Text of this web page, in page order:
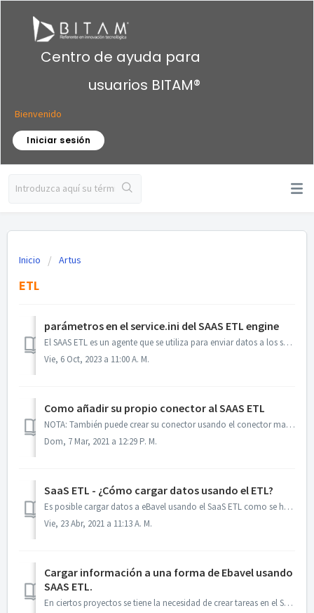
Centro de ayuda para
usuarios BITAM®
Bienvenido
Iniciar sesión
Inicio Artus
ETL
parámetros en el service.ini del SAAS ETL engine
El SAAS ETL es un agente que se utiliza para enviar datos a los servidores de BITAM. Es posible controlar el comportamiento del ETL a través de un archivo d...
Vie, 6 Oct, 2023 a 11:00 A. M.
Como añadir su propio conector al SAAS ETL
NOTA: También puede crear su conector usando el conector manager que le permite a través de un diagrama definir de donde se tomaran los datos que se enviará...
Dom, 7 Mar, 2021 a 12:29 P. M.
SaaS ETL - ¿Cómo cargar datos usando el ETL?
Es posible cargar datos a eBavel usando el SaaS ETL como se hace con cualquier modelo. Se tiene que construir un conector y publicarse en la cuenta Una v...
Vie, 23 Abr, 2021 a 11:13 A. M.
Cargar información a una forma de Ebavel usando
SAAS ETL.
En ciertos proyectos se tiene la necesidad de crear tareas en el SAAS ETL para cargar información a formas de Ebavel. Requisitos: - SAAS ETL -...